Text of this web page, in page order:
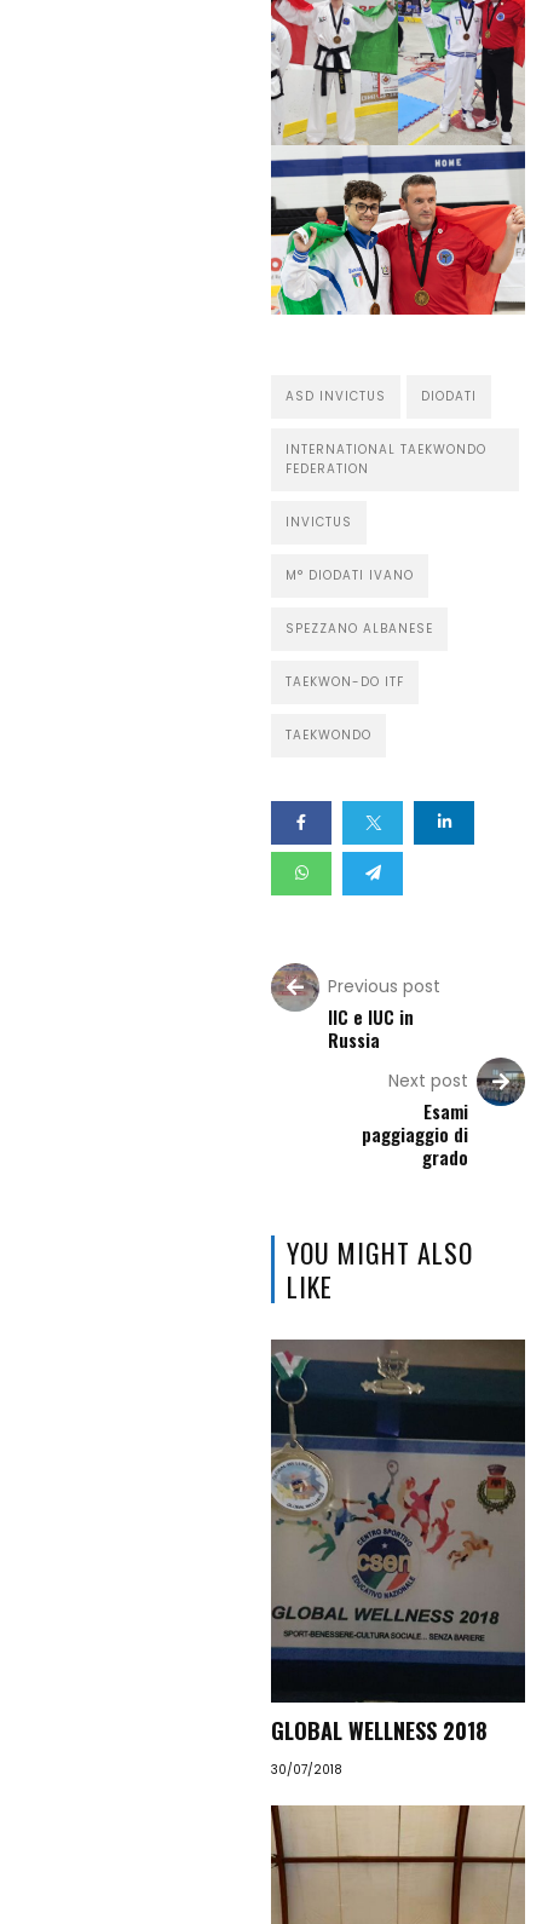
ASD INVICTUS DIODATI
INTERNATIONAL TAEKWONDO
FEDERATION
INVICTUS
M° DIODATI IVANO
SPEZZANO ALBANESE
TAEKWON-DO ITF
TAEKWONDO
Previous post
IIC e IUC in
Russia
Next post
Esami
paggiaggio di
grado
YOU MIGHT ALSO
LIKE
GLOBAL WELLNESS 2018
30/07/2018